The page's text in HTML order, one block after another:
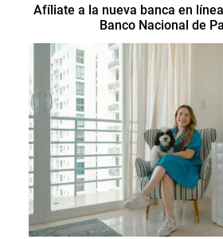
Afíliate a la nueva banca en
Banco Nacional de